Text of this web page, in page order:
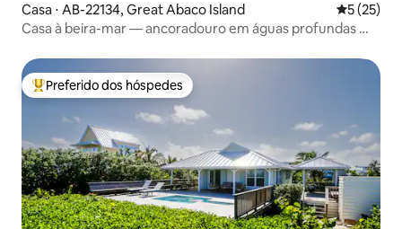
Casa ⋅ AB-22134, Great Abaco Island 5 de uma
5 (25)
Casa à beira-mar — ancoradouro em águas profundas —
Entre os melhores preferidos dos hóspedes
Preferido dos hóspedes